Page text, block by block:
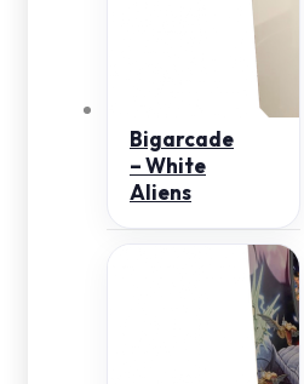
Bigarcade
– White
Aliens